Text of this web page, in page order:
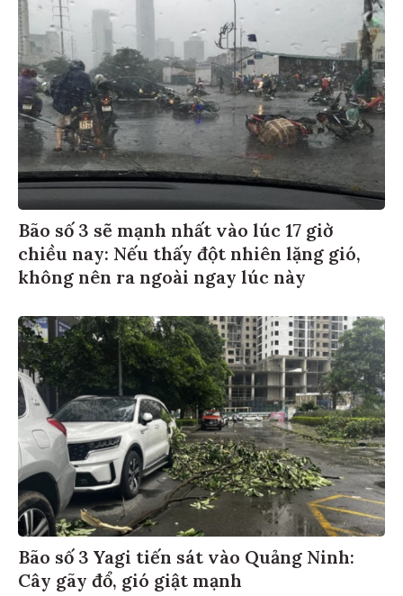
Bão số 3 sẽ mạnh nhất vào lúc 17 giờ
chiều nay: Nếu thấy đột nhiên lặng gió,
không nên ra ngoài ngay lúc này
Bão số 3 Yagi tiến sát vào Quảng Ninh:
Cây gãy đổ, gió giật mạnh